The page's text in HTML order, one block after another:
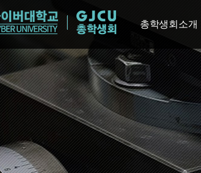
총학생회소개
총학생회장 인사말
총학생회 연혁
총학생회 회칙
총학생회 오시는길